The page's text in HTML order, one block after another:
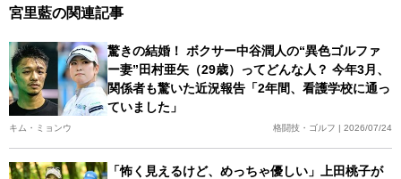
宮里藍の関連記事
驚きの結婚！ ボクサー中谷潤人の“異色ゴルファ
ー妻”田村亜矢（29歳）ってどんな人？ 今年3月、
関係者も驚いた近況報告「2年間、看護学校に通っ
ていました」
キム・ミョンウ 格闘技・ゴルフ | 2026/07/24
「怖く見えるけど、めっちゃ優しい」上田桃子が